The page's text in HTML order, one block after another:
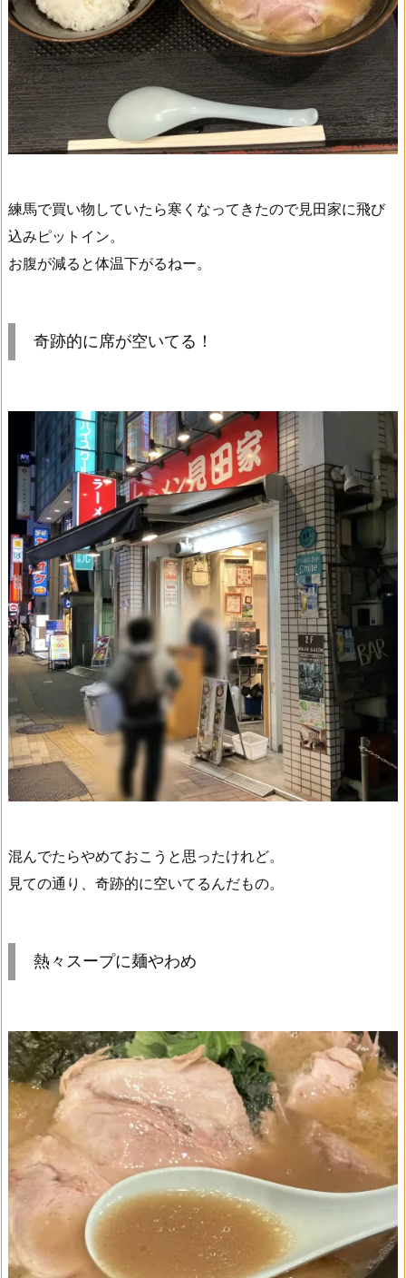
練馬で買い物していたら寒くなってきたので見田家に飛び
込みピットイン。
お腹が減ると体温下がるねー。
奇跡的に席が空いてる！
混んでたらやめておこうと思ったけれど。
見ての通り、奇跡的に空いてるんだもの。
熱々スープに麺やわめ